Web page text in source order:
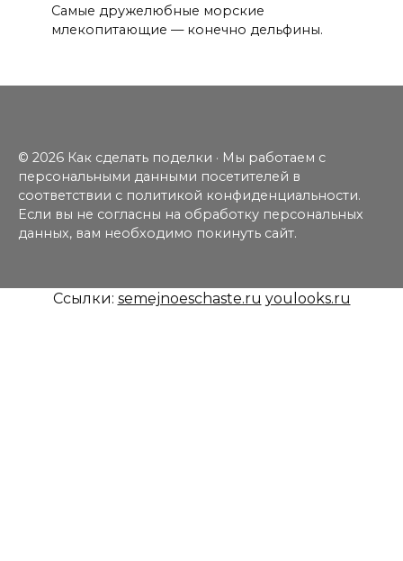
Самые дружелюбные морские
млекопитающие — конечно дельфины.
© 2026 Как сделать поделки · Мы работаем с
персональными данными посетителей в
соответствии с политикой конфиденциальности.
Если вы не согласны на обработку персональных
данных, вам необходимо покинуть сайт.
Ссылки: semejnoeschaste.ru youlooks.ru